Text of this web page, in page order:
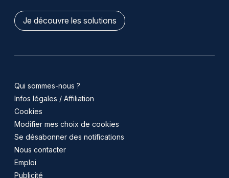
Je découvre les solutions
Qui sommes-nous ?
Infos légales / Affiliation
Cookies
Modifier mes choix de cookies
Se désabonner des notifications
Nous contacter
Emploi
Publicité